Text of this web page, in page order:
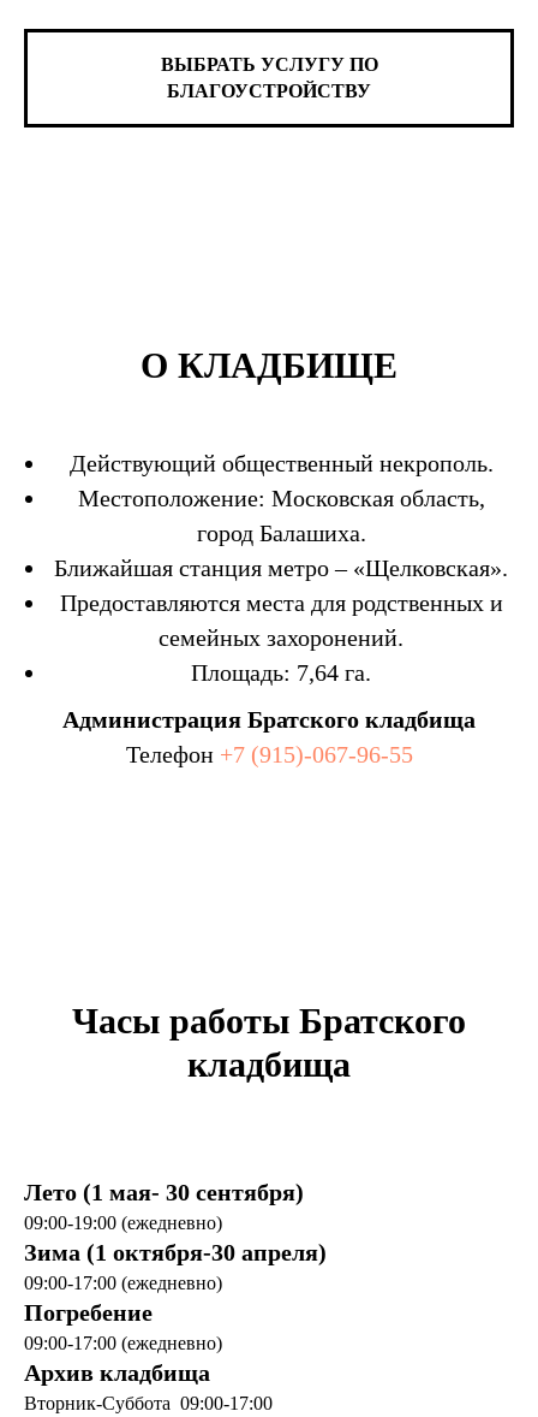
ВЫБРАТЬ УСЛУГУ ПО
БЛАГОУСТРОЙСТВУ
О КЛАДБИЩЕ
Действующий общественный некрополь.
Местоположение: Московская область,
город Балашиха.
Ближайшая станция метро – «Щелковская».
Предоставляются места для родственных и
семейных захоронений.
Площадь: 7,64 га.
Администрация Братского кладбища
Телефон +7 (915)-067-96-55
Часы работы Братского
кладбища
Лето (1 мая- 30 сентября)
09:00-19:00 (ежедневно)
Зима (1 октября-30 апреля)
09:00-17:00 (ежедневно)
Погребение
09:00-17:00 (ежедневно)
Архив кладбища
Вторник-Суббота 09:00-17:00